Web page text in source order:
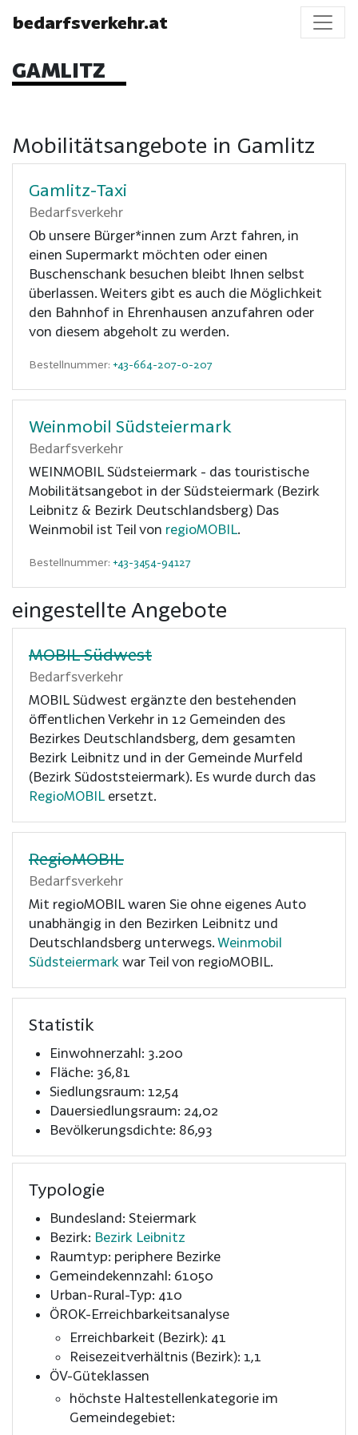
bedarfsverkehr.at
GAMLITZ
Mobilitätsangebote in Gamlitz
Gamlitz-Taxi
Bedarfsverkehr
Ob unsere Bürger*innen zum Arzt fahren, in
einen Supermarkt möchten oder einen
Buschenschank besuchen bleibt Ihnen selbst
überlassen. Weiters gibt es auch die Möglichkeit
den Bahnhof in Ehrenhausen anzufahren oder
von diesem abgeholt zu werden.
Bestellnummer: +43-664-207-0-207
Weinmobil Südsteiermark
Bedarfsverkehr
WEINMOBIL Südsteiermark - das touristische
Mobilitätsangebot in der Südsteiermark (Bezirk
Leibnitz & Bezirk Deutschlandsberg) Das
Weinmobil ist Teil von regioMOBIL.
Bestellnummer: +43-3454-94127
eingestellte Angebote
MOBIL Südwest
Bedarfsverkehr
MOBIL Südwest ergänzte den bestehenden
öffentlichen Verkehr in 12 Gemeinden des
Bezirkes Deutschlandsberg, dem gesamten
Bezirk Leibnitz und in der Gemeinde Murfeld
(Bezirk Südoststeiermark). Es wurde durch das
RegioMOBIL ersetzt.
RegioMOBIL
Bedarfsverkehr
Mit regioMOBIL waren Sie ohne eigenes Auto
unabhängig in den Bezirken Leibnitz und
Deutschlandsberg unterwegs. Weinmobil
Südsteiermark war Teil von regioMOBIL.
Statistik
Einwohnerzahl: 3.200
Fläche: 36,81
Siedlungsraum: 12,54
Dauersiedlungsraum: 24,02
Bevölkerungsdichte: 86,93
Typologie
Bundesland: Steiermark
Bezirk: Bezirk Leibnitz
Raumtyp: periphere Bezirke
Gemeindekennzahl: 61050
Urban-Rural-Typ: 410
ÖROK-Erreichbarkeitsanalyse
Erreichbarkeit (Bezirk): 41
Reisezeitverhältnis (Bezirk): 1,1
ÖV-Güteklassen
höchste Haltestellenkategorie im
Gemeindegebiet: